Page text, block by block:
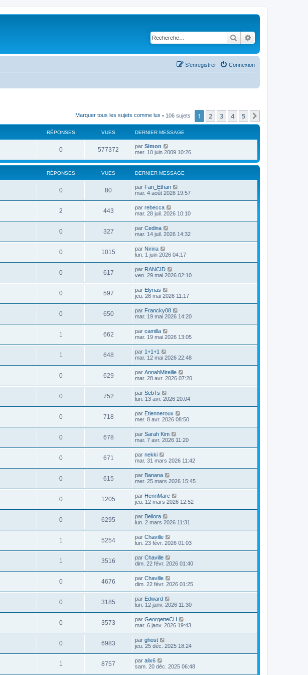
Rechercher
Connexion
S’enregistrer
Marquer tous les sujets comme lus • 106 sujets 1 2 3 4 5
RÉPONSES VUES DERNIER MESSAGE
0 577372 par Simon
mer. 10 juin 2009 10:26
RÉPONSES VUES DERNIER MESSAGE
0 80 par Fan_Ethan
mar. 4 août 2026 19:57
2 443 par rebecca
mar. 28 juil. 2026 10:10
0 327 par Cedina
mar. 14 juil. 2026 14:32
0 1015 par Nirina
lun. 1 juin 2026 04:17
0 617 par RANCID
ven. 29 mai 2026 02:10
0 597 par Elynas
jeu. 28 mai 2026 11:17
0 650 par Francky08
mar. 19 mai 2026 14:20
1 662 par camilla
mar. 19 mai 2026 13:05
1 648 par 1+1+1
mar. 12 mai 2026 22:48
0 629 par AnnahMireille
mar. 28 avr. 2026 07:20
0 752 par SebTs
lun. 13 avr. 2026 20:04
0 718 par Etienneroux
mer. 8 avr. 2026 08:50
0 678 par Sarah Kim
mar. 7 avr. 2026 11:20
0 671 par nekki
mar. 31 mars 2026 11:42
0 615 par Banana
mer. 25 mars 2026 15:45
0 1205 par HenriMarc
jeu. 12 mars 2026 12:52
0 6295 par Bellora
lun. 2 mars 2026 11:31
1 5254 par Chaville
lun. 23 févr. 2026 01:03
1 3516 par Chaville
dim. 22 févr. 2026 01:40
0 4676 par Chaville
dim. 22 févr. 2026 01:25
0 3185 par Edward
lun. 12 janv. 2026 11:30
0 3573 par GeorgetteCH
mar. 6 janv. 2026 19:43
0 6983 par ghost
jeu. 25 déc. 2025 18:24
1 8757 par alix6
sam. 20 déc. 2025 06:48